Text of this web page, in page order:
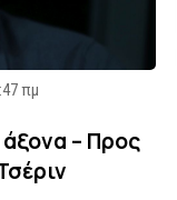
πμ
– Προς